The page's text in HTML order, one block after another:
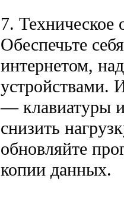
7. Техническое
Обеспечьте
интернетом,
устройствами.
— клавиатуры
снизить
обновляйте
копии данных.